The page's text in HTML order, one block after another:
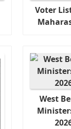
Voter
West